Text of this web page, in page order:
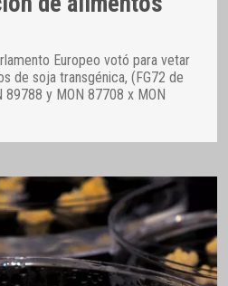
Europeo votó para vetar
de soja transgénica, (FG72 de
89788 y MON 87708 x MON